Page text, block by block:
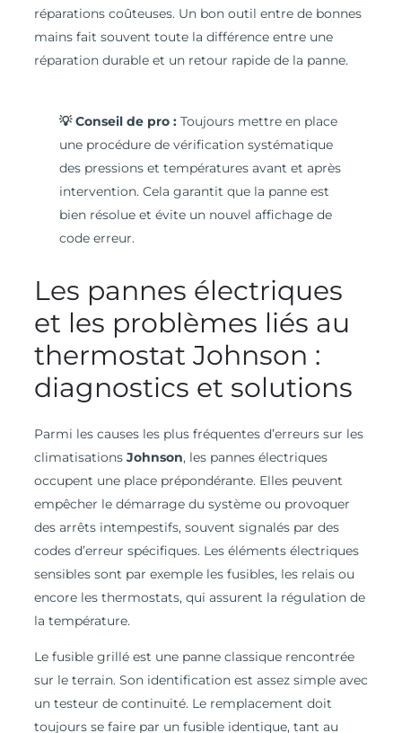
réparations coûteuses. Un bon outil entre de bonnes
mains fait souvent toute la différence entre une
réparation durable et un retour rapide de la panne.
💡 Conseil de pro : Toujours mettre en place
une procédure de vérification systématique
des pressions et températures avant et après
intervention. Cela garantit que la panne est
bien résolue et évite un nouvel affichage de
code erreur.
Les pannes électriques
et les problèmes liés au
thermostat Johnson :
diagnostics et solutions
Parmi les causes les plus fréquentes d’erreurs sur les
climatisations Johnson, les pannes électriques
occupent une place prépondérante. Elles peuvent
empêcher le démarrage du système ou provoquer
des arrêts intempestifs, souvent signalés par des
codes d’erreur spécifiques. Les éléments électriques
sensibles sont par exemple les fusibles, les relais ou
encore les thermostats, qui assurent la régulation de
la température.
Le fusible grillé est une panne classique rencontrée
sur le terrain. Son identification est assez simple avec
un testeur de continuité. Le remplacement doit
toujours se faire par un fusible identique, tant au